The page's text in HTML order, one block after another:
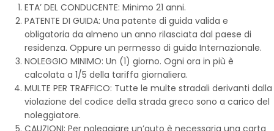
ETA’ DEL CONDUCENTE: Minimo 21 anni.
PATENTE DI GUIDA: Una patente di guida valida e
obligatoria da almeno un anno rilasciata dal paese di
residenza. Oppure un permesso di guida Internazionale.
NOLEGGIO MINIMO: Un (1) giorno. Ogni ora in più è
calcolata a 1/5 della tariffa giornaliera.
MULTE PER TRAFFICO: Tutte le multe stradali derivanti dalla
violazione del codice della strada greco sono a carico del
noleggiatore.
CAUZIONI: Per noleggiare un’auto è necessaria una carta